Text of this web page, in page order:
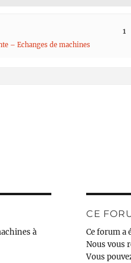
– Echanges de machines
1
à
CE
Ce forum a
Nous vous
Vous